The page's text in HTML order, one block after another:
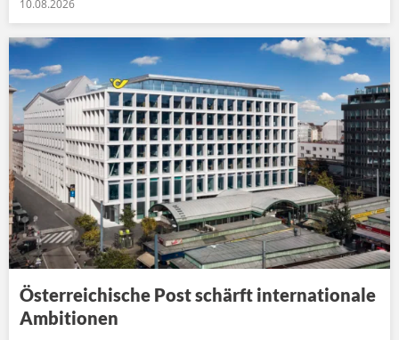
10.08.2026
Österreichische Post schärft internationale
Ambitionen